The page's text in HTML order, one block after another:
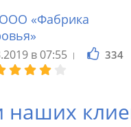
ООО «Фабрика
в 07:55 334
наших